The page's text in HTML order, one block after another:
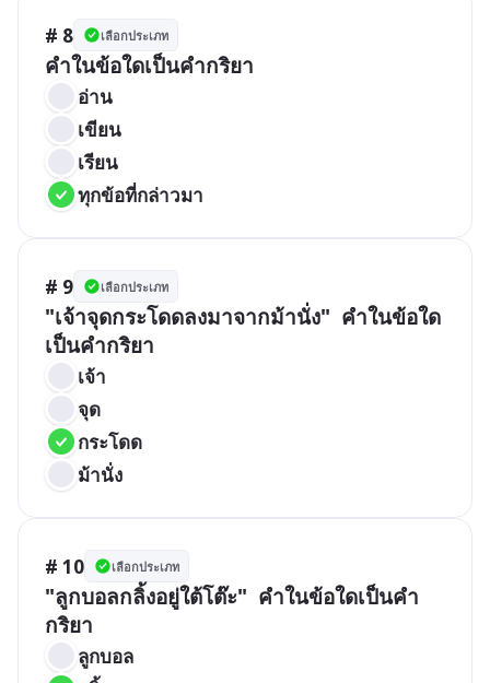
# 8 เลือกประเภท
คำในข้อใดเป็นคำกริยา
อ่าน
เขียน
เรียน
ทุกข้อที่กล่าวมา
# 9 เลือกประเภท
"เจ้าจุดกระโดดลงมาจากม้านั่ง"  คำในข้อใด
เป็นคำกริยา
เจ้า
จุด
กระโดด
ม้านั่ง
# 10 เลือกประเภท
"ลูกบอลกลิ้งอยู่ใต้โต๊ะ"  คำในข้อใดเป็นคำ
กริยา
ลูกบอล